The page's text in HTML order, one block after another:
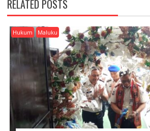
I
G
A
T
O
RELATED POSTS
Hukum Maluku